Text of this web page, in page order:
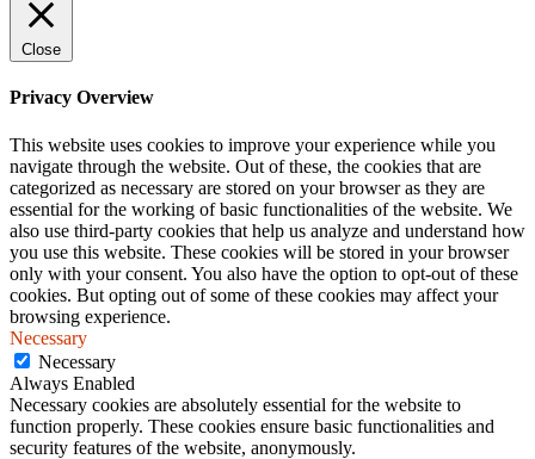
Close
Privacy Overview
This website uses cookies to improve your experience while you
navigate through the website. Out of these, the cookies that are
categorized as necessary are stored on your browser as they are
essential for the working of basic functionalities of the website. We
also use third-party cookies that help us analyze and understand how
you use this website. These cookies will be stored in your browser
only with your consent. You also have the option to opt-out of these
cookies. But opting out of some of these cookies may affect your
browsing experience.
Necessary
Necessary
Always Enabled
Necessary cookies are absolutely essential for the website to
function properly. These cookies ensure basic functionalities and
security features of the website, anonymously.